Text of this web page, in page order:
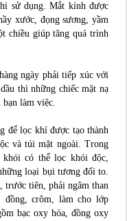
sử dụng. Mắt kính được
xước, đọng sương, yầm
chiều giúp tăng quá trình
ngày phải tiếp xúc với
thì những chiếc mặt nạ
làm việc.
để lọc khí được tạo thành
và túi mặt ngoài. Trong
có thể lọc khói độc,
loại bụi tương đối to.
trước tiên, phải ngâm than
đồng, crôm, làm cho lớp
bạc oxy hóa, đồng oxy